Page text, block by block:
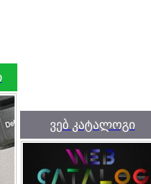
ვებ კატალოგი